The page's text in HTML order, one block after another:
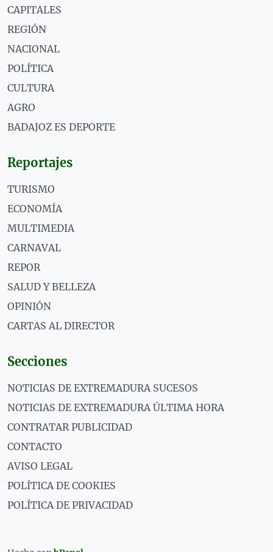
CAPITALES
REGIÓN
NACIONAL
POLÍTICA
CULTURA
AGRO
BADAJOZ ES DEPORTE
Reportajes
TURISMO
ECONOMÍA
MULTIMEDIA
CARNAVAL
REPOR
SALUD Y BELLEZA
OPINIÓN
CARTAS AL DIRECTOR
Secciones
NOTICIAS DE EXTREMADURA SUCESOS
NOTICIAS DE EXTREMADURA ÚLTIMA HORA
CONTRATAR PUBLICIDAD
CONTACTO
AVISO LEGAL
POLÍTICA DE COOKIES
POLÍTICA DE PRIVACIDAD